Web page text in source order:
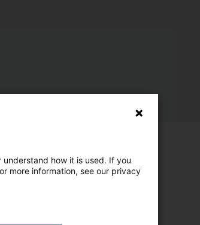
how it is used. If you
more information, see our privacy